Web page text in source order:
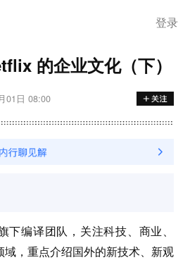
登录
的企业文化（下）
01日 08:00
下编译团队，关注科技、商业、
域，重点介绍国外的新技术、新观